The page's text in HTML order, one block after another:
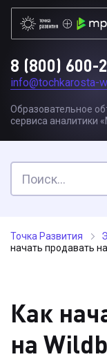
Образовательное
сервиса аналитики
8 (800) 600-
info@tochkarosta-
Точка Развития
начать продавать
Как
на